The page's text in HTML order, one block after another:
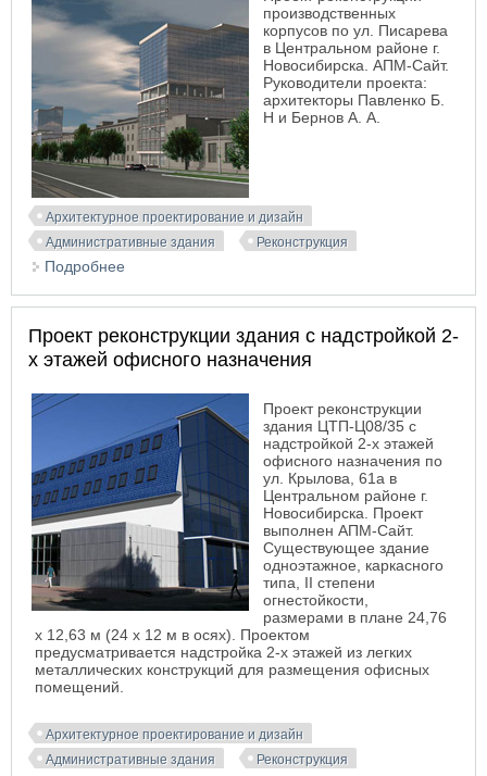
производственных
корпусов по ул. Писарева
в Центральном районе г.
Новосибирска. АПМ-Сайт.
Руководители проекта:
архитекторы Павленко Б.
Н и Бернов А. А.
Архитектурное проектирование и дизайн
Административные здания
Реконструкция
Подробнее
Проект реконструкции здания с надстройкой 2-
х этажей офисного назначения
Проект реконструкции
здания ЦТП-Ц08/35 с
надстройкой 2-х этажей
офисного назначения по
ул. Крылова, 61а в
Центральном районе г.
Новосибирска. Проект
выполнен АПМ-Сайт.
Существующее здание
одноэтажное, каркасного
типа, II степени
огнестойкости,
размерами в плане 24,76
х 12,63 м (24 х 12 м в осях). Проектом
предусматривается надстройка 2-х этажей из легких
металлических конструкций для размещения офисных
помещений.
Архитектурное проектирование и дизайн
Административные здания
Реконструкция